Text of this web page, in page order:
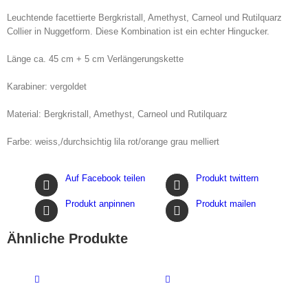
Rutilquarz,
Karneol
Citrin
Leuchtende facettierte Bergkristall, Amethyst, Carneol und Rutilquarz
Collier in Nuggetform. Diese Kombination ist ein echter Hingucker.
Länge ca. 45 cm + 5 cm Verlängerungskette
Karabiner: vergoldet
Material: Bergkristall, Amethyst, Carneol und Rutilquarz
Farbe: weiss,/durchsichtig lila rot/orange grau melliert
Auf Facebook teilen Produkt twittern
Produkt anpinnen Produkt mailen
Ähnliche Produkte